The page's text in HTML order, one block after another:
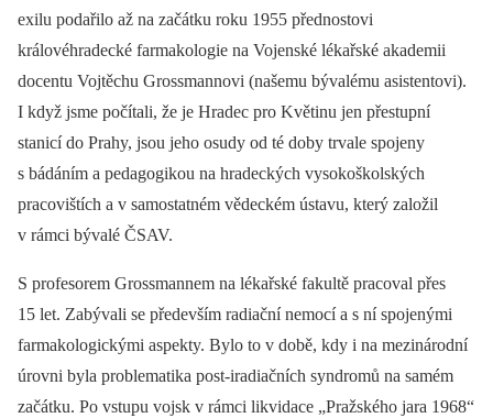
exilu podařilo až na začátku roku 1955 přednostovi
královéhradecké farmakologie na Vojenské lékařské akademii
docentu Vojtěchu Grossmannovi (našemu bývalému asistentovi).
I když jsme počítali, že je Hradec pro Květinu jen přestupní
stanicí do Prahy, jsou jeho osudy od té doby trvale spojeny
s bádáním a pedagogikou na hradeckých vysokoškolských
pracovištích a v samostatném vědeckém ústavu, který založil
v rámci bývalé ČSAV.
S profesorem Grossmannem na lékařské fakultě pracoval přes
15 let. Zabývali se především radiační nemocí a s ní spojenými
farmakologickými aspekty. Bylo to v době, kdy i na mezinárodní
úrovni byla problematika post-iradiačních syndromů na samém
začátku. Po vstupu vojsk v rámci likvidace „Pražského jara 1968“